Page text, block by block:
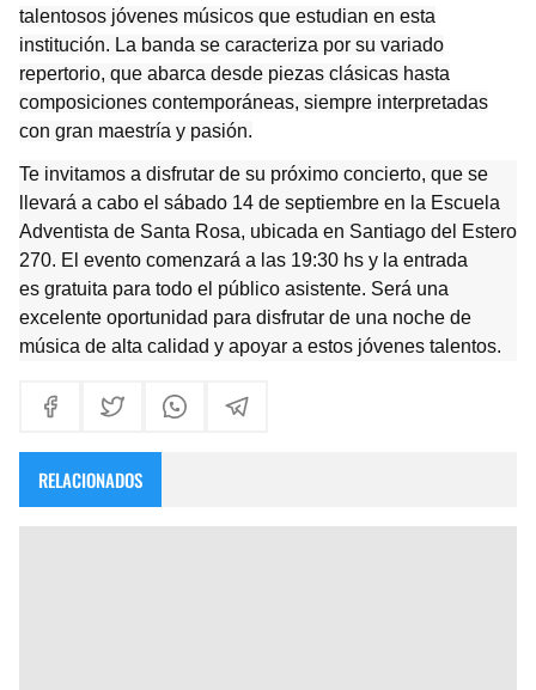
talentosos jóvenes músicos que estudian en esta
institución. La banda se caracteriza por su variado
repertorio, que abarca desde piezas clásicas hasta
composiciones contemporáneas, siempre interpretadas
con gran maestría y pasión.
Te invitamos a disfrutar de su próximo concierto, que se
llevará a cabo el sábado 14 de septiembre en la Escuela
Adventista de Santa Rosa, ubicada en Santiago del Estero
270. El evento comenzará a las 19:30 hs y la entrada
es gratuita para todo el público asistente. Será una
excelente oportunidad para disfrutar de una noche de
música de alta calidad y apoyar a estos jóvenes talentos.
RELACIONADOS